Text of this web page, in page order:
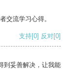
交流学习心得。
支持[0] 反对[0]
到妥善解决，让我能